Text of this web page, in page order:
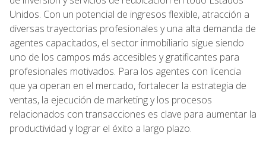
Unidos. Con un potencial de ingresos flexible, atracción a
diversas trayectorias profesionales y una alta demanda de
agentes capacitados, el sector inmobiliario sigue siendo
uno de los campos más accesibles y gratificantes para
profesionales motivados. Para los agentes con licencia
que ya operan en el mercado, fortalecer la estrategia de
ventas, la ejecución de marketing y los procesos
relacionados con transacciones es clave para aumentar la
productividad y lograr el éxito a largo plazo.